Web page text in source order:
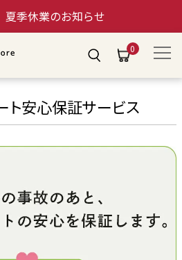
夏季休業のお知らせ
0
ト安心保証サービス